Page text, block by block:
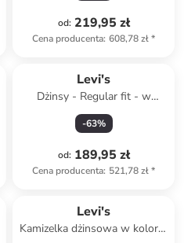
od: 219,95 zł
Cena producenta: 608,78 zł*
Levi's
Dżinsy - Regular fit - w
kolorze niebieskim
-63%
od: 189,95 zł
Cena producenta: 521,78 zł*
Levi's
Kamizelka dżinsowa w kolorze